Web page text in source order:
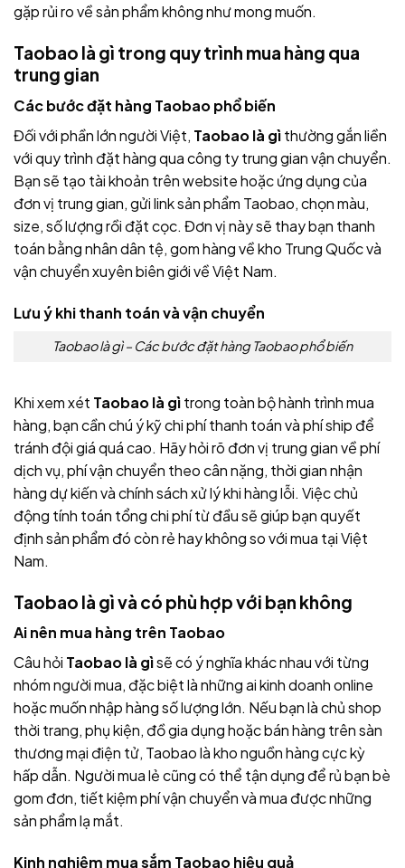
gặp rủi ro về sản phẩm không như mong muốn.
Taobao là gì trong quy trình mua hàng qua
trung gian
Các bước đặt hàng Taobao phổ biến
Đối với phần lớn người Việt, Taobao là gìthường gắn liền
với quy trình đặt hàng qua công ty trung gian vận chuyển.
Bạn sẽ tạo tài khoản trên website hoặc ứng dụng của
đơn vị trung gian, gửi link sản phẩm Taobao, chọn màu,
size, số lượng rồi đặt cọc. Đơn vị này sẽ thay bạn thanh
toán bằng nhân dân tệ, gom hàng về kho Trung Quốc và
vận chuyển xuyên biên giới về Việt Nam.
Lưu ý khi thanh toán và vận chuyển
Taobao là gì – Các bước đặt hàng Taobao phổ biến
Khi xem xét Taobao là gìtrong toàn bộ hành trình mua
hàng, bạn cần chú ý kỹ chi phí thanh toán và phí ship để
tránh đội giá quá cao. Hãy hỏi rõ đơn vị trung gian về phí
dịch vụ, phí vận chuyển theo cân nặng, thời gian nhận
hàng dự kiến và chính sách xử lý khi hàng lỗi. Việc chủ
động tính toán tổng chi phí từ đầu sẽ giúp bạn quyết
định sản phẩm đó còn rẻ hay không so với mua tại Việt
Nam.
Taobao là gì và có phù hợp với bạn không
Ai nên mua hàng trên Taobao
Câu hỏi Taobao là gìsẽ có ý nghĩa khác nhau với từng
nhóm người mua, đặc biệt là những ai kinh doanh online
hoặc muốn nhập hàng số lượng lớn. Nếu bạn là chủ shop
thời trang, phụ kiện, đồ gia dụng hoặc bán hàng trên sàn
thương mại điện tử, Taobao là kho nguồn hàng cực kỳ
hấp dẫn. Người mua lẻ cũng có thể tận dụng để rủ bạn bè
gom đơn, tiết kiệm phí vận chuyển và mua được những
sản phẩm lạ mắt.
Kinh nghiệm mua sắm Taobao hiệu quả